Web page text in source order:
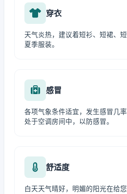
穿衣
天气炎热，建议着短衫、短裙、
夏季服装。
感冒
各项气象条件适宜，发生感冒几
处于空调房间中，以防感冒。
舒适度
白天天气晴好，明媚的阳光在给